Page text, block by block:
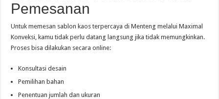
Pemesanan
Untuk memesan sablon kaos terpercaya di Menteng melalui Maximal
Konveksi, kamu tidak perlu datang langsung jika tidak memungkinkan.
Proses bisa dilakukan secara online:
Konsultasi desain
Pemilihan bahan
Penentuan jumlah dan ukuran